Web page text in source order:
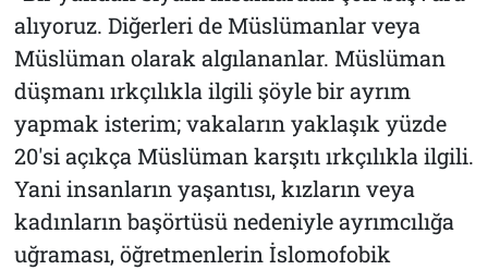
alıyoruz. Diğerleri de Müslümanlar veya
Müslüman olarak algılananlar. Müslüman
düşmanı ırkçılıkla ilgili şöyle bir ayrım
yapmak isterim; vakaların yaklaşık yüzde
20'si açıkça Müslüman karşıtı ırkçılıkla ilgili.
Yani insanların yaşantısı, kızların veya
kadınların başörtüsü nedeniyle ayrımcılığa
uğraması, öğretmenlerin İslomofobik